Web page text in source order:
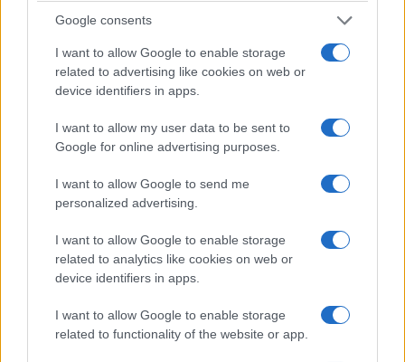
Google consents
I want to allow Google to enable storage
related to advertising like cookies on web or
device identifiers in apps.
I want to allow my user data to be sent to
Google for online advertising purposes.
I want to allow Google to send me
personalized advertising.
I want to allow Google to enable storage
related to analytics like cookies on web or
device identifiers in apps.
I want to allow Google to enable storage
related to functionality of the website or app.
απολογία της η 46χρονη κατηγορούμενη
7/08/2026 - 12:30μμ
ΕΛΛΑΔΑ
Φωτιά στη Βοιωτία: Προφυλακίστηκαν ο
δήμαρχος Στυλίδας και άλλοι δύο